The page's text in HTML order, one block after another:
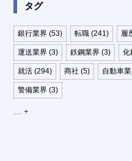
タグ
銀行業界 (53) 転職 (241) 履
運送業界 (3) 鉄鋼業界 (3) 化
就活 (294) 商社 (5) 自動車
警備業界 (3)
… +